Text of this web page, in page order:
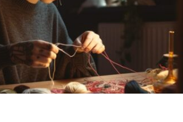
voor beginners